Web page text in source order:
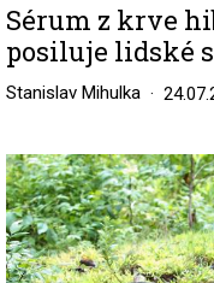
Sérum z krve
posiluje lidské
Stanislav Mihulka
Image